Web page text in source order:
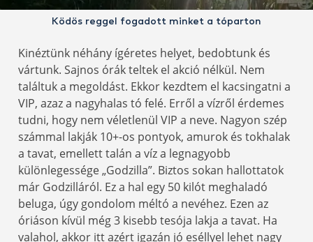
Ködös reggel fogadott minket a tóparton
Kinéztünk néhány ígéretes helyet, bedobtunk és
vártunk. Sajnos órák teltek el akció nélkül. Nem
találtuk a megoldást. Ekkor kezdtem el kacsingatni a
VIP, azaz a nagyhalas tó felé. Erről a vízről érdemes
tudni, hogy nem véletlenül VIP a neve. Nagyon szép
számmal lakják 10+-os pontyok, amurok és tokhalak
a tavat, emellett talán a víz a legnagyobb
különlegessége „Godzilla”. Biztos sokan hallottatok
már Godzilláról. Ez a hal egy 50 kilót meghaladó
beluga, úgy gondolom méltó a nevéhez. Ezen az
óriáson kívül még 3 kisebb tesója lakja a tavat. Ha
valahol, akkor itt azért igazán jó eséllyel lehet nagy